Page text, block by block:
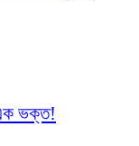
এক ভক্ত!